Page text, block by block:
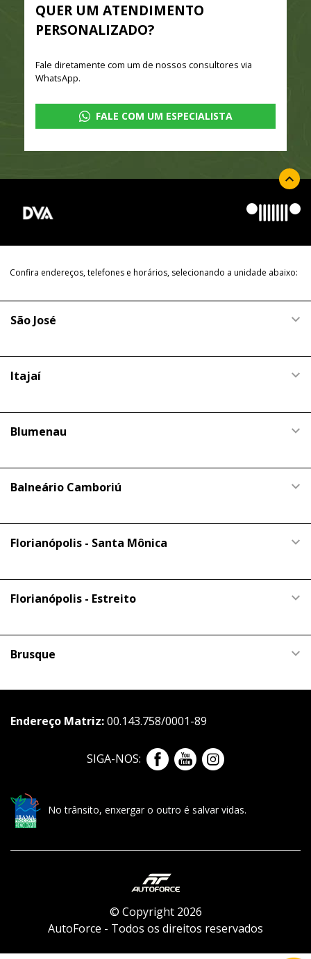
QUER UM ATENDIMENTO
PERSONALIZADO?
Fale diretamente com um de nossos consultores via
WhatsApp.
FALE COM UM ESPECIALISTA
Confira endereços, telefones e horários, selecionando a unidade abaixo:
São José
Itajaí
Blumenau
Balneário Camboriú
Florianópolis - Santa Mônica
Florianópolis - Estreito
Brusque
Endereço Matriz:00.143.758/0001-89
SIGA-NOS:
No trânsito, enxergar o outro é salvar vidas.
© Copyright 2026
AutoForce - Todos os direitos reservados